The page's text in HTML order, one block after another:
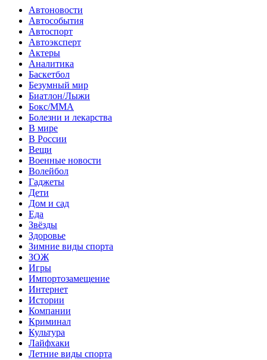
Автоновости
Автособытия
Автоспорт
Автоэксперт
Актеры
Аналитика
Баскетбол
Безумный мир
Биатлон/Лыжи
Бокс/MMA
Болезни и лекарства
В мире
В России
Вещи
Военные новости
Волейбол
Гаджеты
Дети
Дом и сад
Еда
Звёзды
Здоровье
Зимние виды спорта
ЗОЖ
Игры
Импортозамещение
Интернет
Истории
Компании
Криминал
Культура
Лайфхаки
Летние виды спорта